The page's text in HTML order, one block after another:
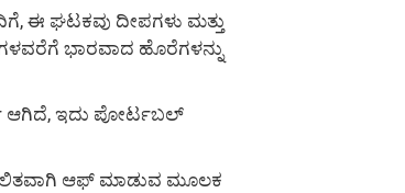
ಈ ಘಟಕವು ದೀಪಗಳು ಮತ್ತು
ಭಾರವಾದ ಹೊರೆಗಳನ್ನು
ಆಗಿದೆ, ಇದು ಪೋರ್ಟಬಲ್
ಆಫ್ ಮಾಡುವ ಮೂಲಕ